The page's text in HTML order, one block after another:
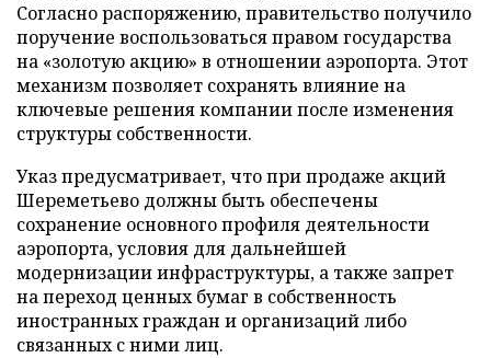
Согласно распоряжению, правительство получило
поручение воспользоваться правом государства
на «золотую акцию» в отношении аэропорта. Этот
механизм позволяет сохранять влияние на
ключевые решения компании после изменения
структуры собственности.
Указ предусматривает, что при продаже акций
Шереметьево должны быть обеспечены
сохранение основного профиля деятельности
аэропорта, условия для дальнейшей
модернизации инфраструктуры, а также запрет
на переход ценных бумаг в собственность
иностранных граждан и организаций либо
связанных с ними лиц.